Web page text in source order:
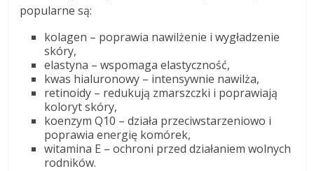
popularne są:
kolagen – poprawia nawilżenie i wygładzenie
skóry,
elastyna – wspomaga elastyczność,
kwas hialuronowy – intensywnie nawilża,
retinoidy – redukują zmarszczki i poprawiają
koloryt skóry,
koenzym Q10 – działa przeciwstarzeniowo i
poprawia energię komórek,
witamina E – ochroni przed działaniem wolnych
rodników.